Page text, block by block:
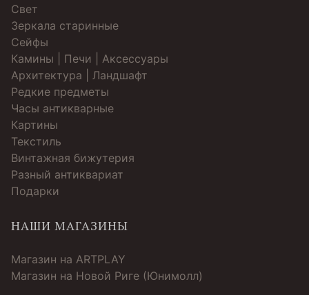
Свет
Зеркала старинные
Cейфы
Камины | Печи | Аксессуары
Архитектура | Ландшафт
Редкие предметы
Часы антикварные
Картины
Текстиль
Винтажная бижутерия
Разный антиквариат
Подарки
НАШИ МАГАЗИНЫ
Магазин на ARTPLAY
Магазин на Новой Риге (Юнимолл)